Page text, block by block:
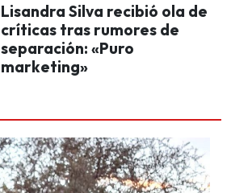
Lisandra Silva recibió ola de
críticas tras rumores de
separación: «Puro
marketing»